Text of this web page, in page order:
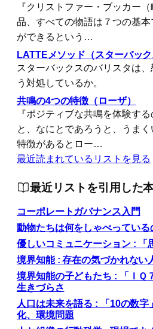
『クリストファー・ブッカー
品、すべての物語は７つの基
ができるという…
LATTEメソッド（スターバック
スターバックスのバリスタは
う対処しているか。
共鳴の4つの特徴（ローザ）
『ポジティブな共鳴を体験す
と、なにとであろうと、うま
特徴があるとロー…
最近読まれているリストを見る
最近リストを引用した
コーポレートガバナンス入門
動物たちは何をしゃべっている
優しいコミュニケーション : 「
境界知能 : 存在の気づかれない
境界知能の子どもたち : 「ＩＱ
生きづらさ
人口は未来を語る : 「10の数
化、環境問題